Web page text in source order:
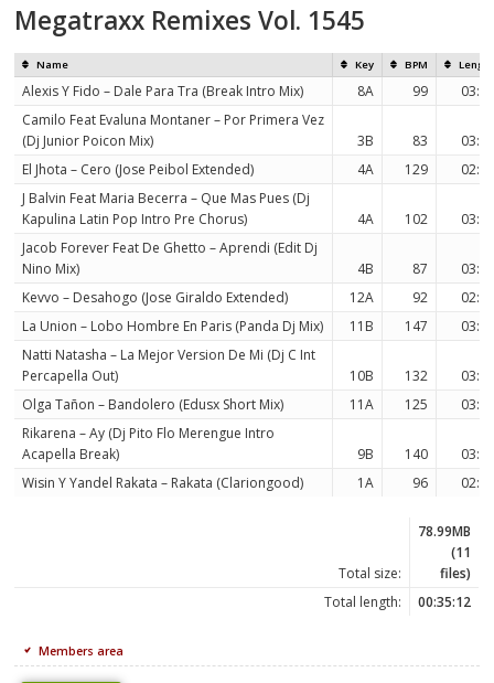
Megatraxx Remixes Vol. 1545
Name Key BPM
Alexis Y Fido – Dale Para Tra (Break Intro Mix) 8A 99
Camilo Feat Evaluna Montaner – Por Primera Vez
(Dj Junior Poicon Mix)
3B 83
El Jhota – Cero (Jose Peibol Extended)
4A 129
J Balvin Feat Maria Becerra – Que Mas Pues (Dj
Kapulina Latin Pop Intro Pre Chorus)
4A 102
Jacob Forever Feat De Ghetto – Aprendi (Edit Dj
Nino Mix)
4B 87
Kevvo – Desahogo (Jose Giraldo Extended)
12A 92
La Union – Lobo Hombre En Paris (Panda Dj Mix)
11B 147
Natti Natasha – La Mejor Version De Mi (Dj C Int
Percapella Out)
10B 132
Olga Tañon – Bandolero (Edusx Short Mix)
11A 125
Rikarena – Ay (Dj Pito Flo Merengue Intro
Acapella Break)
9B 140
Wisin Y Yandel Rakata – Rakata (Clariongood)
1A 96
Total size:
78.99MB
(11
files)
Total length:
00:35:12
Members area